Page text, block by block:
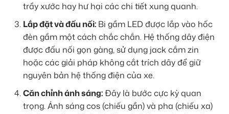
trầy xước hay hư hại các chi tiết xung quanh.
Lắp đặt và đấu nối:Bi gầm LED được lắp vào hốc
đèn gầm một cách chắc chắn. Hệ thống dây điện
được đấu nối gọn gàng, sử dụng jack cắm zin
hoặc các giải pháp không cắt trích dây để giữ
nguyên bản hệ thống điện của xe.
Căn chỉnh ánh sáng:Đây là bước cực kỳ quan
trọng. Ánh sáng cos (chiếu gần) và pha (chiếu xa)